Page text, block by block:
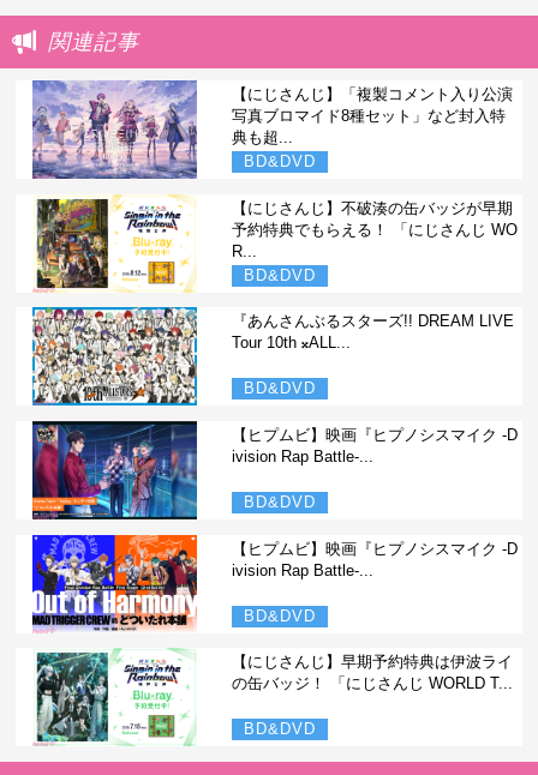
関連記事
【にじさんじ】「複製コメント入り公演
写真ブロマイド8種セット」など封入特
典も超...
BD&DVD
【にじさんじ】不破湊の缶バッジが早期
予約特典でもらえる！ 「にじさんじ WO
R...
BD&DVD
『あんさんぶるスターズ!! DREAM LIVE
Tour 10th 𝄪ALL...
BD&DVD
【ヒプムビ】映画『ヒプノシスマイク -D
ivision Rap Battle-...
BD&DVD
【ヒプムビ】映画『ヒプノシスマイク -D
ivision Rap Battle-...
BD&DVD
【にじさんじ】早期予約特典は伊波ライ
の缶バッジ！ 「にじさんじ WORLD T...
BD&DVD